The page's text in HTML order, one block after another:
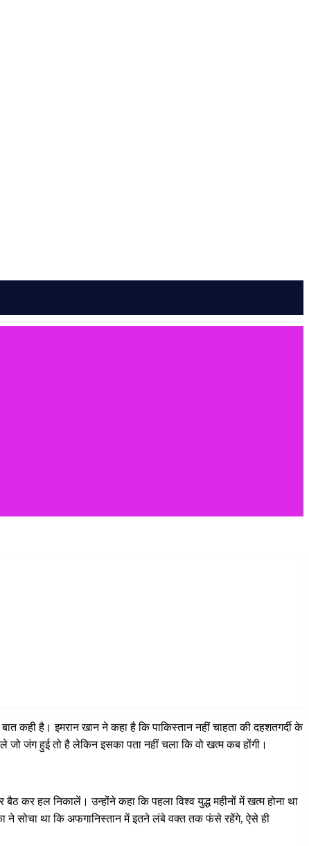
कही है। इमरान खान ने कहा है कि पाकिस्तान नहीं चाहता की दहशतगर्दी के
जंग हुई तो है लेकिन इसका पता नहीं चला कि वो खत्म कब होंगी।
कर हल निकालें। उन्होंने कहा कि पहला विश्व युद्ध महीनों में खत्म होना था
सोचा था कि अफगानिस्तान में इतने लंबे वक्त तक फंसे रहेंगे, ऐसे ही